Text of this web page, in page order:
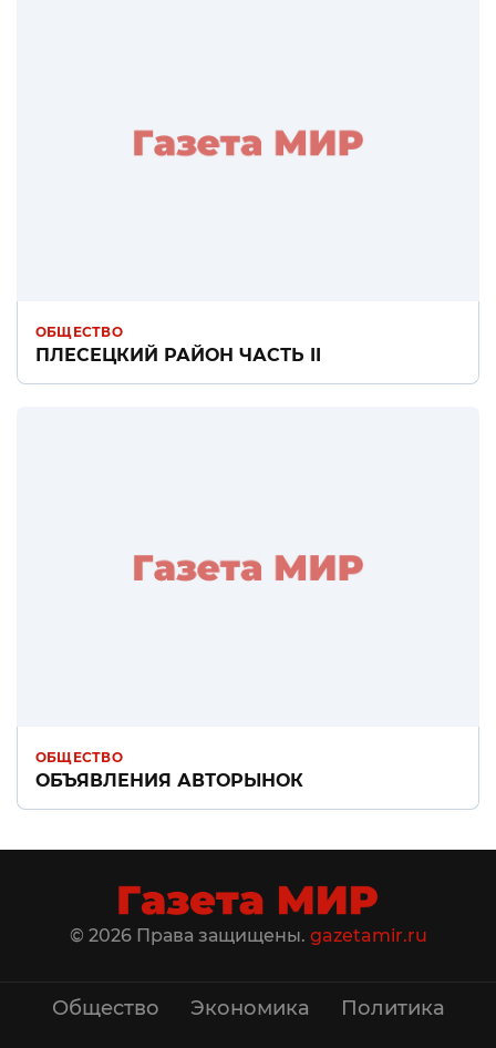
ОБЩЕСТВО
ПЛЕСЕЦКИЙ РАЙОН ЧАСТЬ II
ОБЩЕСТВО
ОБЪЯВЛЕНИЯ АВТОРЫНОК
© 2026 Права защищены. gazetamir.ru
Общество Экономика Политика